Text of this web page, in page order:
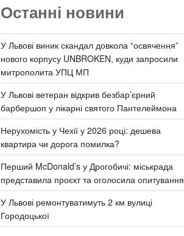
Останні новини
У Львові виник скандал довкола “освячення”
нового корпусу UNBROKEN, куди запросили
митрополита УПЦ МП
У Львові ветеран відкрив безбар’єрний
барбершоп у лікарні святого Пантелеймона
Нерухомість у Чехії у 2026 році: дешева
квартира чи дорога помилка?
Перший McDonald’s у Дрогобичі: міськрада
представила проєкт та оголосила опитування
У Львові ремонтуватимуть 2 км вулиці
Городоцької